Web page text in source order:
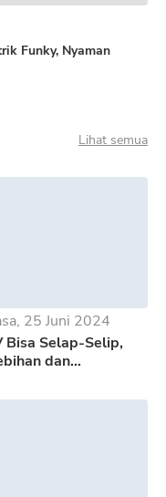
Funky, Nyaman
Lihat semua
25 Juni 2024
Bisa Selap-Selip,
dan